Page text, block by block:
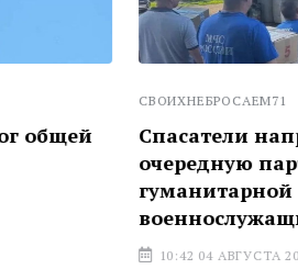
СВОИХНЕБРОСАЕМ71
Спасатели направили
очередную партию
гуманитарной помощи
военнослужащим
10:42 04 АВГУСТА 2026